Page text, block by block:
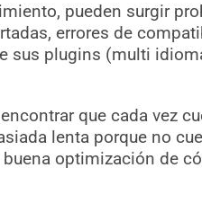
pueden surgir
errores de
sus plugins (multi
que cada vez
lenta porque no
optimización de